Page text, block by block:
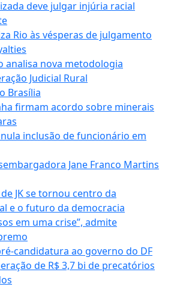
deve julgar injúria racial
Rio às vésperas de julgamento
analisa nova metodologia
Judicial Rural
Brasília
firmam acordo sobre minerais
nula inclusão de funcionário em
Jane Franco Martins
JK se tornou centro da
e o futuro da democracia
em uma crise”, admite
candidatura ao governo do DF
de R$ 3,7 bi de precatórios